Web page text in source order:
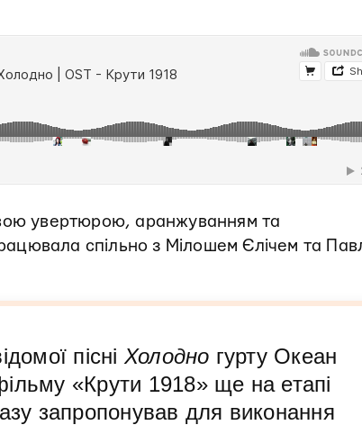
увертюрою, аранжуванням та
спільно з Мілошем Єлічем та
пісні Холодно гурту Океан
«Крути 1918» ще на етапі
запропонував для виконання